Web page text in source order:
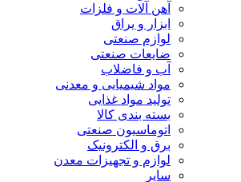
آهن آلات و فلزات
ابزار و یراق
لوازم صنعتی
ضایعات صنعتی
آب و فاضلاب
مواد شیمیایی و معدنی
تولید مواد غذایی
بسته بندی کالا
اتوماسیون صنعتی
برق و الکترونیک
لوازم و تجهیزات معدن
سایر